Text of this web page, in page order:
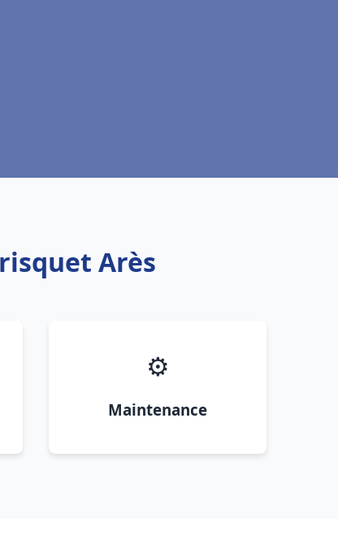
Arès
⚙️
Maintenance